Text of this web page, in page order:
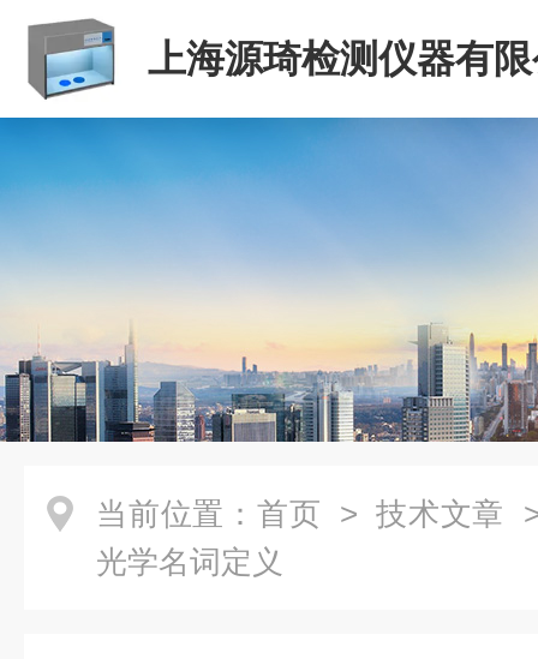
上海源琦检测仪器有
当前位置： 首页 > 技术文章
光学名词定义